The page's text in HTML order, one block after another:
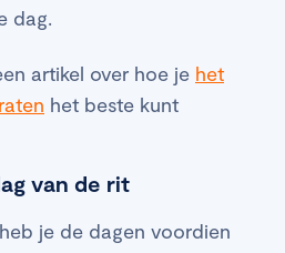
dag.
artikel over hoe je het
het beste kunt
van de rit
je de dagen voordien